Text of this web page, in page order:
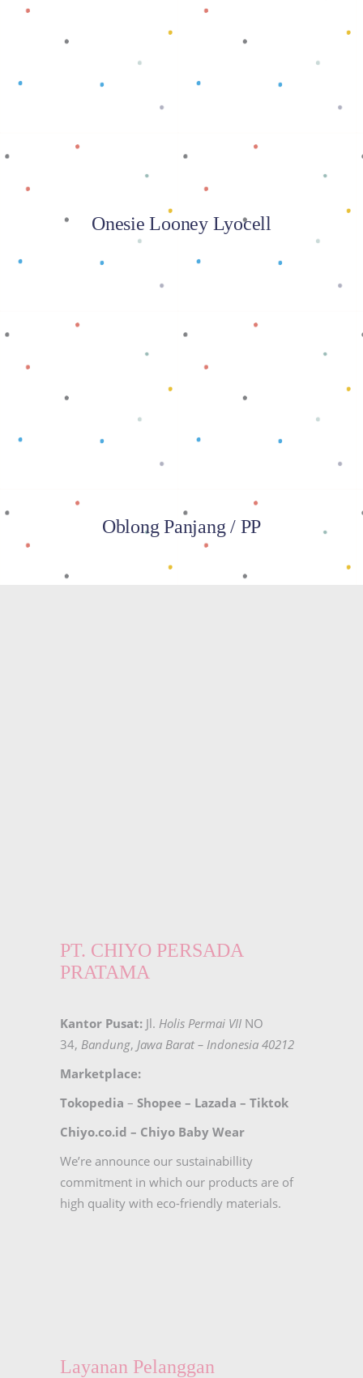
Onesie Looney Lyocell
Baca selengkapnya
Oblong Panjang / PP
PT. CHIYO PERSADA
PRATAMA
Kantor Pusat: Jl. Holis Permai VII NO
34, Bandung, Jawa Barat – Indonesia 40212
Marketplace:
Tokopedia – Shopee – Lazada – Tiktok
Chiyo.co.id – Chiyo Baby Wear
We’re announce our sustainabillity
commitment in which our products are of
high quality with eco-friendly materials.
Layanan Pelanggan